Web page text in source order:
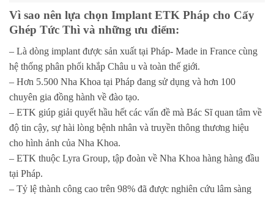
Vì sao nên lựa chọn Implant ETK Pháp cho Cấy
Ghép Tức Thì và những ưu điểm:
– Là dòng implant được sản xuất tại Pháp- Made in France cùng
hệ thống phân phối khắp Châu u và toàn thế giới.
– Hơn 5.500 Nha Khoa tại Pháp đang sử dụng và hơn 100
chuyên gia đồng hành về đào tạo.
– ETK giúp giải quyết hầu hết các vấn đề mà Bác Sĩ quan tâm về
độ tin cậy, sự hài lòng bệnh nhân và truyền thông thương hiệu
cho hình ảnh của Nha Khoa.
– ETK thuộc Lyra Group, tập đoàn về Nha Khoa hàng hàng đầu
tại Pháp.
– Tỷ lệ thành công cao trên 98% đã được nghiên cứu lâm sàng